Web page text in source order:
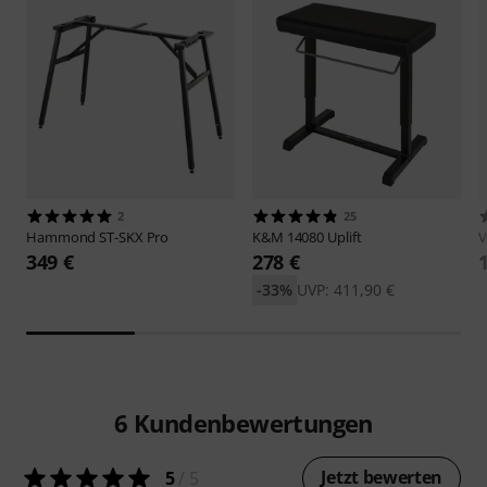
2
Hammond ST-SKX Pro
349 €
25
K&M 14080 Uplift
278 €
UVP: 411,90 €
-33%
6 Kundenbewertungen
5/ 5 Jetzt bewerten